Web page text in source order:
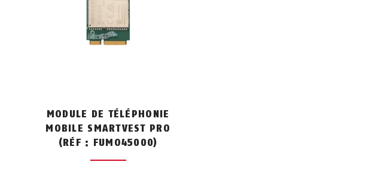
MODULE DE TÉLÉPHONIE
MOBILE SMARTVEST PRO
(RÉF : FUMO45000)